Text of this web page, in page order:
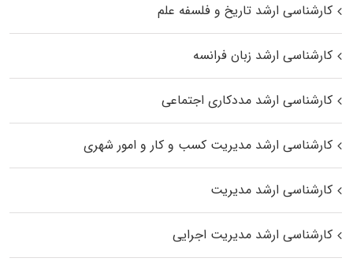
کارشناسی ارشد تاریخ و فلسفه علم
کارشناسی ارشد زبان فرانسه
کارشناسی ارشد مددکاری اجتماعی
کارشناسی ارشد مدیریت کسب و کار و امور شهری
کارشناسی ارشد مدیریت
کارشناسی ارشد مدیریت اجرایی